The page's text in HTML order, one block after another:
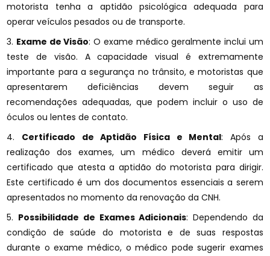
motorista tenha a aptidão psicológica adequada para
operar veículos pesados ou de transporte.
3. Exame de Visão: O exame médico geralmente inclui um
teste de visão. A capacidade visual é extremamente
importante para a segurança no trânsito, e motoristas que
apresentarem deficiências devem seguir as
recomendações adequadas, que podem incluir o uso de
óculos ou lentes de contato.
4. Certificado de Aptidão Física e Mental: Após a
realização dos exames, um médico deverá emitir um
certificado que atesta a aptidão do motorista para dirigir.
Este certificado é um dos documentos essenciais a serem
apresentados no momento da renovação da CNH.
5. Possibilidade de Exames Adicionais: Dependendo da
condição de saúde do motorista e de suas respostas
durante o exame médico, o médico pode sugerir exames